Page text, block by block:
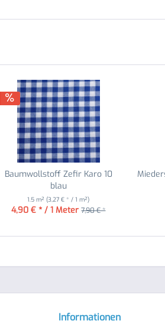
Baumwollstoff Zefir Karo 10
blau
1.5 m²(3,27 € * / 1 m²)
4,90 € * / 1 Meter 7,90 € *
Informationen